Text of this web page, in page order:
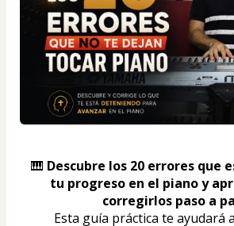
🎹 Descubre los 20 errores que
tu progreso en el piano y
corregirlos paso a